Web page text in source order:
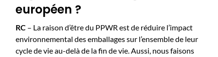
européen ?
RC – La raison d’être du PPWR est de réduire l’impact
environnemental des emballages sur l’ensemble de leur
cycle de vie au-delà de la fin de vie. Aussi, nous faisons